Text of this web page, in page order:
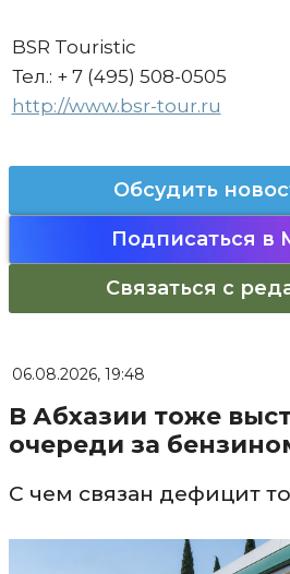
BSR Touristic
Тел.: + 7 (495) 508-0505
http://www.bsr-tour.ru
Обсудить
Подписаться в
Связаться с
06.08.2026, 19:48
В Абхазии тоже
очереди за
С чем связан дефицит